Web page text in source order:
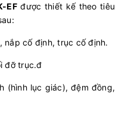
EFđược thiết kế theo tiêu
nắp cố định, trục cố định.
đỡ trục.đ
(hình lục giác), đệm đồng,